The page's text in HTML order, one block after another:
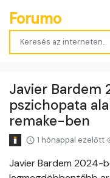
Forumo
Javier Bardem
pszichopata
remake-ben
1 hónappal ezelőtt
Javier Bardem 2024-